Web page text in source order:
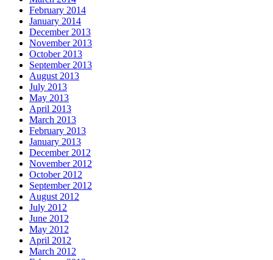
February 2014
January 2014
December 2013
November 2013
October 2013
September 2013
August 2013
July 2013
May 2013
April 2013
March 2013
February 2013
January 2013
December 2012
November 2012
October 2012
September 2012
August 2012
July 2012
June 2012
May 2012
April 2012
March 2012